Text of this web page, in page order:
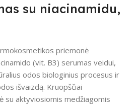
su niacinamidu,
priemonė
(vit. B3) serumas veidui,
odos biologinius procesus ir
išvaizdą. Kruopščiai
su aktyviosiomis medžiagomis